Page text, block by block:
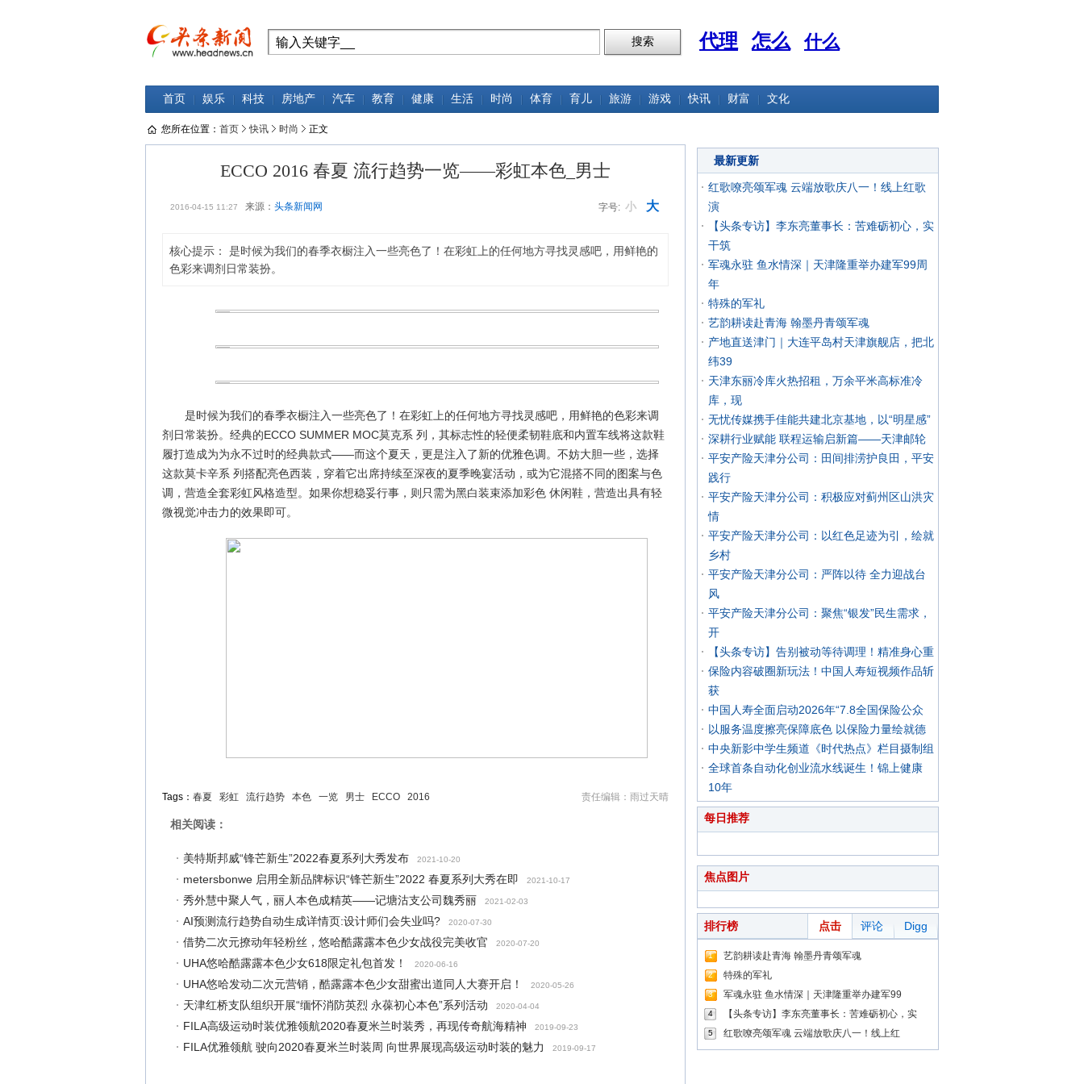
代理 怎么 什么
首页 娱乐 科技 房地产 汽车 教育 健康 生活 时尚 体育 育儿 旅游 游戏 快讯 财富 文化
您所在位置： 首页 快讯 时尚 正文
ECCO 2016 春夏 流行趋势一览——彩虹本色_男士
字号: 小 大
2016-04-15 11:27 来源： 头条新闻网
核心提示： 是时候为我们的春季衣橱注入一些亮色了！在彩虹上的任何地方寻找灵感吧，用鲜艳的
色彩来调剂日常装扮。
是时候为我们的春季衣橱注入一些亮色了！在彩虹上的任何地方寻找灵感吧，用鲜艳的色彩来调
剂日常装扮。经典的ECCO SUMMER MOC莫克系 列，其标志性的轻便柔韧鞋底和内置车线将这款鞋
履打造成为为永不过时的经典款式——而这个夏天，更是注入了新的优雅色调。不妨大胆一些，选择
这款莫卡辛系 列搭配亮色西装，穿着它出席持续至深夜的夏季晚宴活动，或为它混搭不同的图案与色
调，营造全套彩虹风格造型。如果你想稳妥行事，则只需为黑白装束添加彩色 休闲鞋，营造出具有轻
微视觉冲击力的效果即可。
Tags： 春夏 彩虹 流行趋势 本色 一览 男士 ECCO 2016 责任编辑：雨过天晴
相关阅读：
美特斯邦威“锋芒新生”2022春夏系列大秀发布 2021-10-20
metersbonwe 启用全新品牌标识“锋芒新生”2022 春夏系列大秀在即 2021-10-17
秀外慧中聚人气，丽人本色成精英——记塘沽支公司魏秀丽 2021-02-03
AI预测流行趋势自动生成详情页:设计师们会失业吗? 2020-07-30
借势二次元撩动年轻粉丝，悠哈酷露露本色少女战役完美收官 2020-07-20
UHA悠哈酷露露本色少女618限定礼包首发！ 2020-06-16
UHA悠哈发动二次元营销，酷露露本色少女甜蜜出道同人大赛开启！ 2020-05-26
天津红桥支队组织开展“缅怀消防英烈 永葆初心本色”系列活动 2020-04-04
FILA高级运动时装优雅领航2020春夏米兰时装秀，再现传奇航海精神 2019-09-23
FILA优雅领航 驶向2020春夏米兰时装周 向世界展现高级运动时装的魅力 2019-09-17
最新更新
红歌嘹亮颂军魂 云端放歌庆八一！线上红歌
演
【头条专访】李东亮董事长：苦难砺初心，实
干筑
军魂永驻 鱼水情深｜天津隆重举办建军99周
年
特殊的军礼
艺韵耕读赴青海 翰墨丹青颂军魂
产地直送津门｜大连平岛村天津旗舰店，把北
纬39
天津东丽冷库火热招租，万余平米高标准冷
库，现
无忧传媒携手佳能共建北京基地，以“明星感”
深耕行业赋能 联程运输启新篇——天津邮轮
平安产险天津分公司：田间排涝护良田，平安
践行
平安产险天津分公司：积极应对蓟州区山洪灾
情
平安产险天津分公司：以红色足迹为引，绘就
乡村
平安产险天津分公司：严阵以待 全力迎战台
风
平安产险天津分公司：聚焦“银发”民生需求，
开
【头条专访】告别被动等待调理！精准身心重
保险内容破圈新玩法！中国人寿短视频作品斩
获
中国人寿全面启动2026年“7.8全国保险公众
以服务温度擦亮保障底色 以保险力量绘就德
中央新影中学生频道《时代热点》栏目摄制组
全球首条自动化创业流水线诞生！锦上健康
10年
每日推荐
焦点图片
排行榜 点击 评论 Digg
1 艺韵耕读赴青海 翰墨丹青颂军魂
2 特殊的军礼
3 军魂永驻 鱼水情深｜天津隆重举办建军99
4 【头条专访】李东亮董事长：苦难砺初心，实
5 红歌嘹亮颂军魂 云端放歌庆八一！线上红